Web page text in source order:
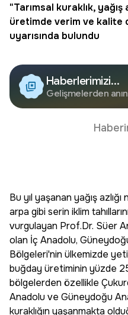
"Tarımsal kuraklık,
üretimde verim ve kalite
uyarısında bulundu
Haberlerimizi
Google'da Takip
Edin
Gelişmelerden
Bu yıl yaşanan yağış
arpa gibi serin iklim
vurgulayan Prof.Dr. Süer
olan İç Anadolu,
Bölgeleri'nin ülkemizde
buğday üretiminin yüzde
bölgelerden özellikle
Anadolu ve Güneydoğu
kuraklığın yaşanmakta